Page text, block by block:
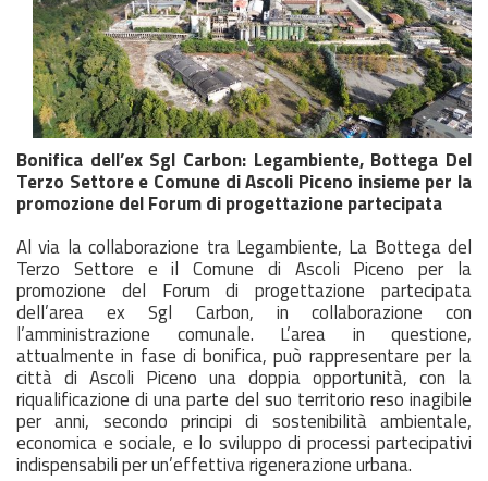
Bonifica dell’ex Sgl Carbon: Legambiente, Bottega Del
Terzo Settore e Comune di Ascoli Piceno insieme per la
promozione del Forum di progettazione partecipata
Al via la collaborazione tra Legambiente, La Bottega del
Terzo Settore e il Comune di Ascoli Piceno per la
promozione del Forum di progettazione partecipata
dell’area ex Sgl Carbon, in collaborazione con
l’amministrazione comunale. L’area in questione,
attualmente in fase di bonifica, può rappresentare per la
città di Ascoli Piceno una doppia opportunità, con la
riqualificazione di una parte del suo territorio reso inagibile
per anni, secondo principi di sostenibilità ambientale,
economica e sociale, e lo sviluppo di processi partecipativi
indispensabili per un’effettiva rigenerazione urbana.